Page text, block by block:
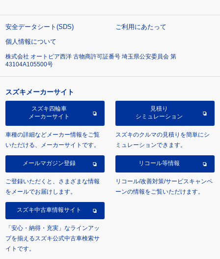
安全データシート(SDS)
ご利用にあたって
個人情報について
株式会社 オートピア西洋 古物商許可証番号 埼玉県公安委員会 第
43104A105500号
スズキメーカーサイト
スズキ四輪車
メーカーサイト
車種の詳細などメーカー情報をご覧
いただける、メーカーサイトです。
見積り
シミュレーション
スズキのクルマの見積りを簡単にシ
ミュレーションできます。
メールマガジン登録
ご登録いただくと、さまざまな情報
をメールでお届けします。
リコール等情報
リコール/改善対策/サービスキャンペ
ーンの情報をご覧いただけます。
スズキ中古車情報サイト
「安心・納得・充実」なラインアッ
プを揃えるスズキ公式中古車検索サ
イトです。